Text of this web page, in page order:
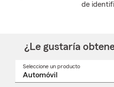
de
¿Le gustaría
Seleccione un producto